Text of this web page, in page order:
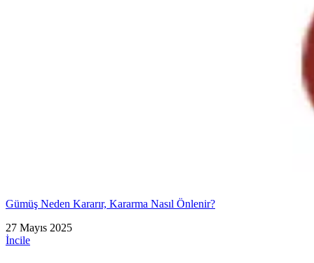
Gümüş Neden Kararır, Kararma Nasıl Önlenir?
27 Mayıs 2025
İncile